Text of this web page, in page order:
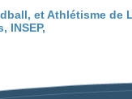
et Athlétisme de
INSEP,